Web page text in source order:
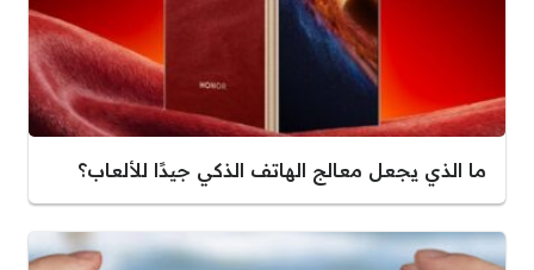
ما الذي يجعل معالج الهاتف الذكي جيدًا للألعاب؟